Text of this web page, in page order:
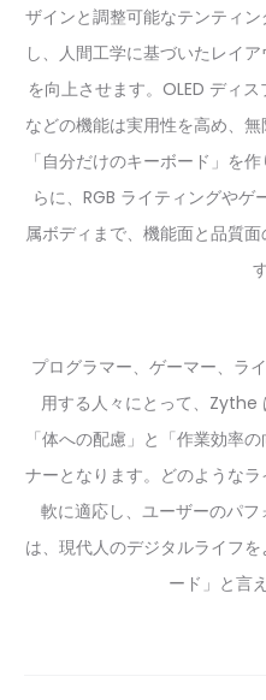
ザインと調整可能なテンティ
し、人間工学に基づいたレイ
を向上させます。OLED ディ
などの機能は実用性を高め、
「自分だけのキーボード」を
らに、RGB ライティングや
属ボディまで、機能面と品質
プログラマー、ゲーマー、ラ
用する人々にとって、Zythe
「体への配慮」と「作業効率
ナーとなります。どのような
軟に適応し、ユーザーのパ
は、現代人のデジタルライフ
ード」と言